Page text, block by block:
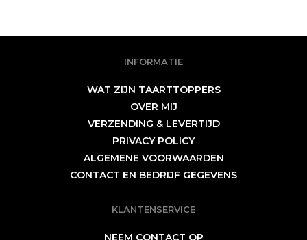
INFORMATIE
WAT ZIJN TAARTTOPPERS
OVER MIJ
VERZENDING & LEVERTIJD
PRIVACY POLICY
ALGEMENE VOORWAARDEN
CONTACT EN BEDRIJF GEGEVENS
KLANTENSERVICE
NEEM CONTACT OP